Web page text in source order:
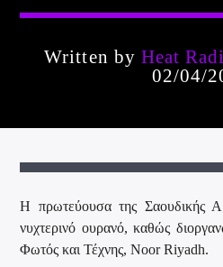
Written by Heat
02/04/
Η πρωτεύουσα της Σαουδικής
νυχτερινό ουρανό, καθώς
Φωτός και Τέχνης, Noor Riyadh.